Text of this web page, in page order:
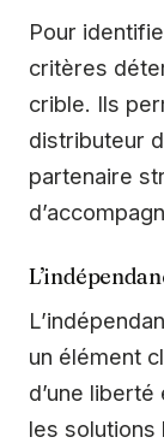
Pour
critères
crible. Ils
distributeur
partenaire
un élément
d’une
les solutions